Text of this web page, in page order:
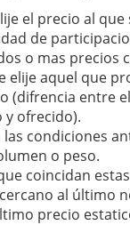
el precio al que
de
o mas precios
elije aquel que
(difrencia entre
y ofrecido).
las condiciones
o peso.
coincidan
al último
precio